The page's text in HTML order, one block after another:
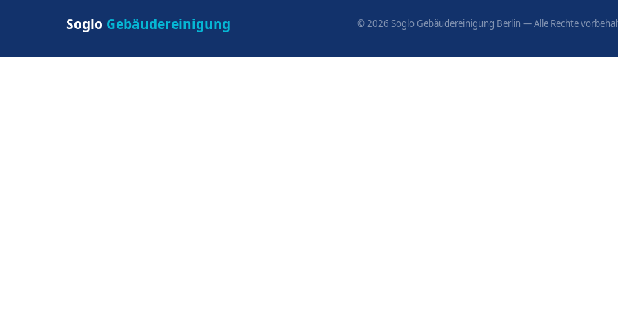
Soglo Gebäudereinigung ©2026 Soglo Gebäudereinigung Berlin — Alle Rechte